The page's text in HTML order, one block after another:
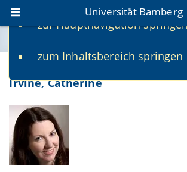
zur Hauptnavigation
zum Inhaltsbereich springen
Universität Bamberg
www.uni-bamberg.de
Irvine, Catherine